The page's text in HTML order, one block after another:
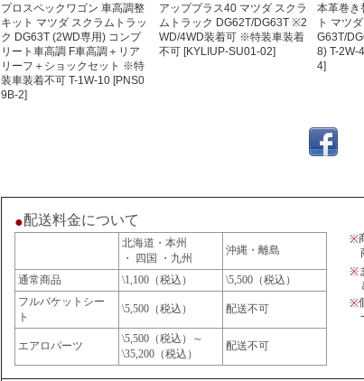
プロスペックワゴン 車高調整
キット マツダ スクラムトラッ
ク DG63T (2WD専用) コンプ
リート車高調 F車高調＋リア
リーフ＋ショックセット ※特
装車装着不可 T-1W-10 [PNS0
9B-2]
アッププラス40 マツダ スクラ
ムトラック DG62T/DG63T ※2
WD/4WD装着可 ※特装車装着
不可 [KYLIUP-SU01-02]
本革巻き
ト マツ
G63T/
8) T-2W-
4]
●配送料金について
北海道・本州
・ 四国 ・九州
沖縄・離島
通常商品 \1,100（税込）
\5,500（税込）
フルバケットシー
ト
\5,500（税込） 配送不可
エアロパーツ
\5,500（税込）～
\35,200（税込）
配送不可
※
※
※